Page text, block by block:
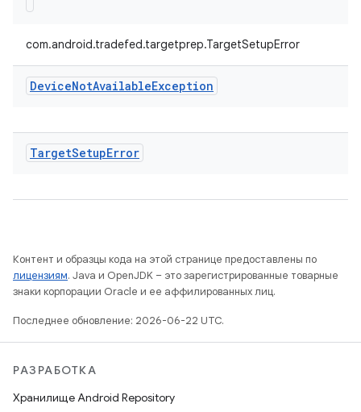
com.android.tradefed.targetprep.TargetSetupError
DeviceNotAvailableException
TargetSetupError
Контент и образцы кода на этой странице предоставлены по
лицензиям. Java и OpenJDK – это зарегистрированные товарные
знаки корпорации Oracle и ее аффилированных лиц.
Последнее обновление: 2026-06-22 UTC.
РАЗРАБОТКА
Хранилище Android Repository